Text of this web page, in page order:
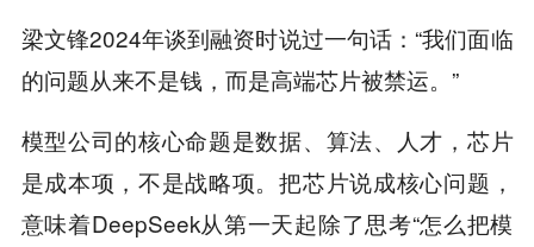
梁文锋2024年谈到融资时说过一句话：“我们面临
的问题从来不是钱，而是高端芯片被禁运。”
模型公司的核心命题是数据、算法、人才，芯片
是成本项，不是战略项。把芯片说成核心问题，
意味着DeepSeek从第一天起除了思考“怎么把模